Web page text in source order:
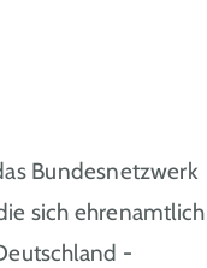
Bundesnetzwerk
sich ehrenamtlich
-